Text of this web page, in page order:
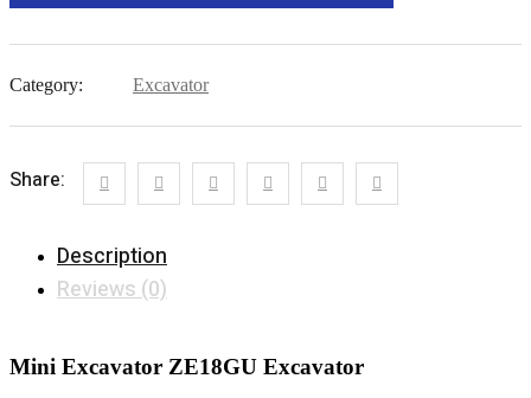
Category: Excavator
Share:
Description
Reviews (0)
Mini Excavator ZE18GU Excavator